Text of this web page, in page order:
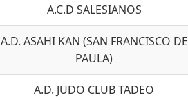
A.C.D SALESIANOS
A.D. ASAHI KAN (SAN FRANCISCO DE
PAULA)
A.D. JUDO CLUB TADEO